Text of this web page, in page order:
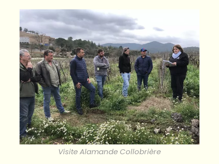
Visite Alamande Collobrière